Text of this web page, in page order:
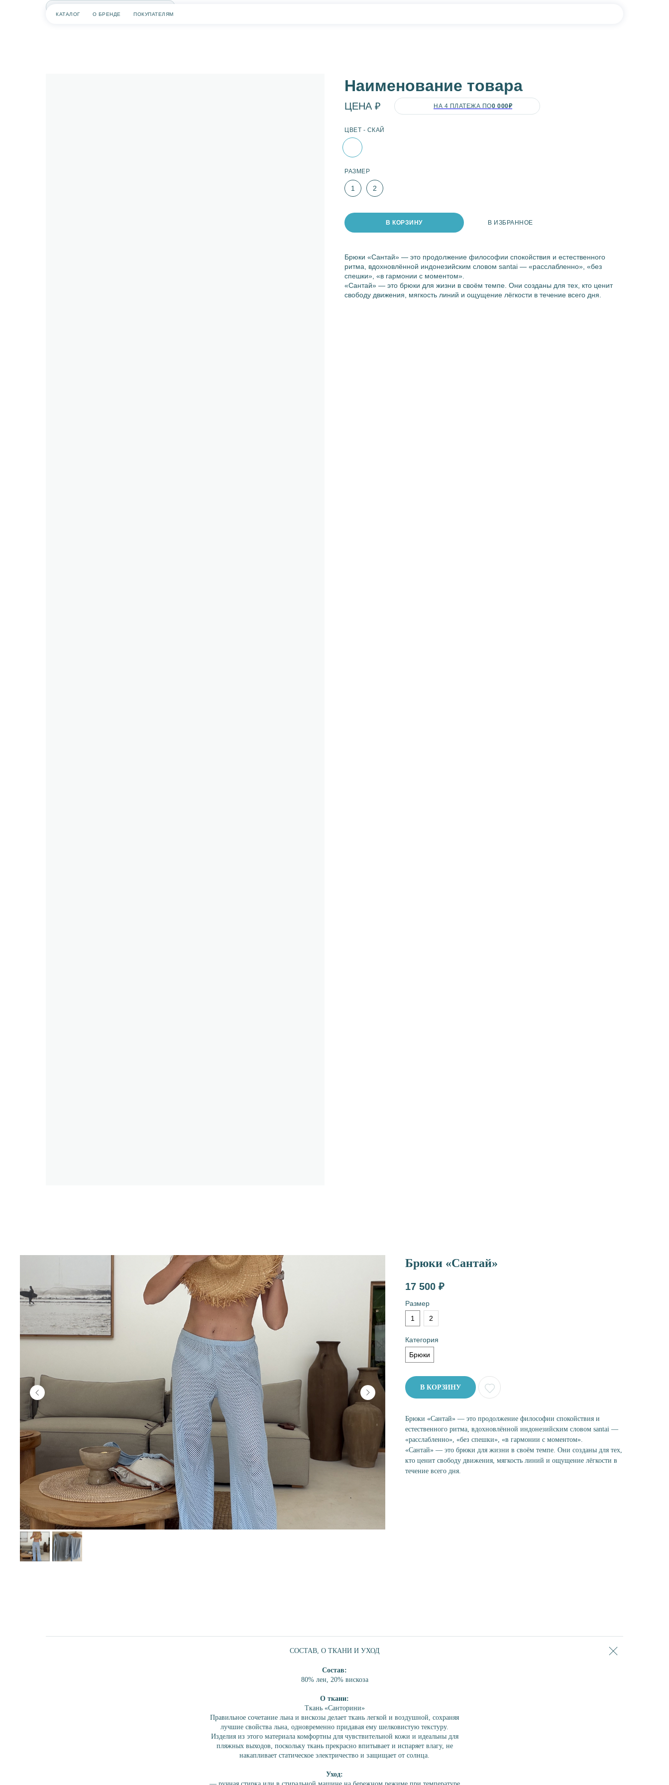
КАТАЛОГ ПОКУПАТЕЛЯМ
О БРЕНДЕ
НА 4 ПЛАТЕЖА ПО0 000₽
Наименование товара
ЦЕНА ₽
В КОРЗИНУ
1
РАЗМЕР
2
Брюки «Сантай» — это продолжение философии спокойствия и естественного
ритма, вдохновлённой индонезийским словом santai — «расслабленно», «без
спешки», «в гармонии с моментом».
«Сантай» — это брюки для жизни в своём темпе. Они созданы для тех, кто ценит
свободу движения, мягкость линий и ощущение лёгкости в течение всего дня.
ЦВЕТ - СКАЙ
В ИЗБРАННОЕ
Брюки «Сантай»
17 500 ₽
Размер
1
2
Категория
Брюки
В КОРЗИНУ
Брюки «Сантай» — это продолжение философии спокойствия и
естественного ритма, вдохновлённой индонезийским словом santai —
«расслабленно», «без спешки», «в гармонии с моментом».
«Сантай» — это брюки для жизни в своём темпе. Они созданы для тех,
кто ценит свободу движения, мягкость линий и ощущение лёгкости в
течение всего дня.
СОСТАВ, О ТКАНИ И УХОД
Состав:
80% лен, 20% вискоза
О ткани:
Ткань «Санторини»
Правильное сочетание льна и вискозы делает ткань легкой и воздушной, сохраняя
лучшие свойства льна, одновременно придавая ему шелковистую текстуру.
Изделия из этого материала комфортны для чувствительной кожи и идеальны для
пляжных выходов, поскольку ткань прекрасно впитывает и испаряет влагу, не
накапливает статическое электричество и защищает от солнца.
Уход: